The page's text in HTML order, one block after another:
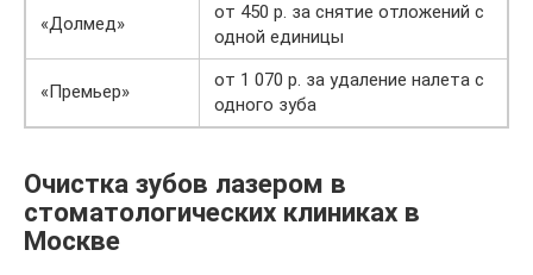
«Долмед»
от 450 р. за снятие отложений с
одной единицы
«Премьер»
от 1 070 р. за удаление налета с
одного зуба
Очистка зубов лазером в
стоматологических клиниках в
Москве